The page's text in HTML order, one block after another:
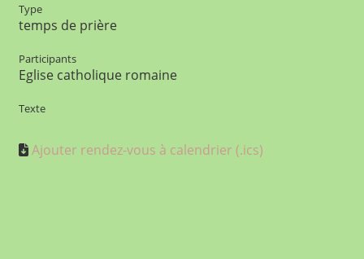
Type
temps de prière
Participants
Eglise catholique romaine
Texte
Ajouter rendez-vous à calendrier (.ics)